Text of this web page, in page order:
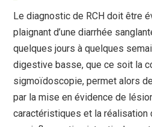
Le diagnostic de RCH doit être
plaignant d’une diarrhée
quelques jours à quelques
digestive basse, que ce soit la
sigmoïdoscopie, permet alors
par la mise en évidence de
caractéristiques et la